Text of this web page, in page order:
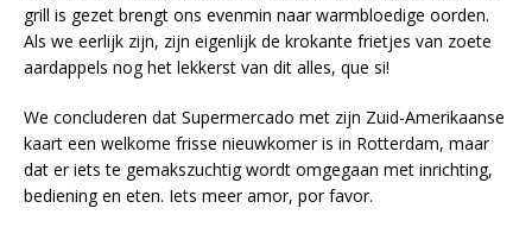
grill is gezet brengt ons evenmin naar warmbloedige oorden.
Als we eerlijk zijn, zijn eigenlijk de krokante frietjes van zoete
aardappels nog het lekkerst van dit alles, que si!
We concluderen dat Supermercado met zijn Zuid-Amerikaanse
kaart een welkome frisse nieuwkomer is in Rotterdam, maar
dat er iets te gemakszuchtig wordt omgegaan met inrichting,
bediening en eten. Iets meer amor, por favor.